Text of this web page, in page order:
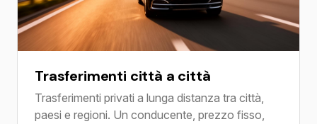
Trasferimenti città a città
Trasferimenti privati a lunga distanza tra città,
paesi e regioni. Un conducente, prezzo fisso,